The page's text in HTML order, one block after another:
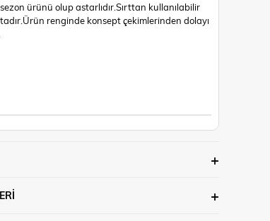
ürünü olup astarlıdır.Sırttan kullanılabilir
Ürün renginde konsept çekimlerinden dolayı